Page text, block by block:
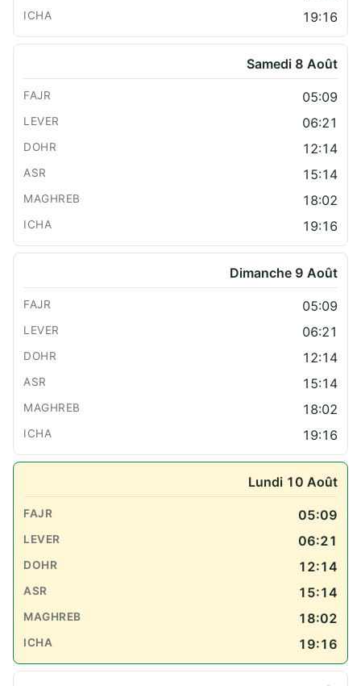
19:16
Samedi 8 Août
05:09
06:21
12:14
15:14
18:02
19:16
Dimanche 9 Août
05:09
06:21
12:14
15:14
18:02
19:16
Lundi 10 Août
05:09
06:21
12:14
15:14
18:02
19:16